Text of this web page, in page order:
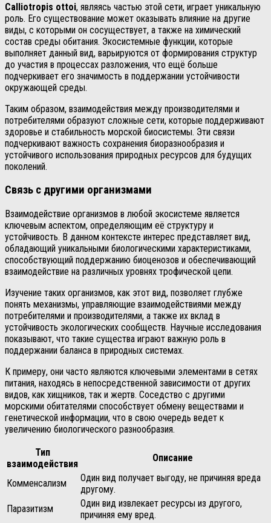
Calliotropis ottoi, являясь частью этой сети, играет уникальную
роль. Его существование может оказывать влияние на другие
виды, с которыми он сосуществует, а также на химический
состав среды обитания. Экосистемные функции, которые
выполняет данный вид, варьируются от формирования структур
до участия в процессах разложения, что ещё больше
подчеркивает его значимость в поддержании устойчивости
окружающей среды.
Таким образом, взаимодействия между производителями и
потребителями образуют сложные сети, которые поддерживают
здоровье и стабильность морской биосистемы. Эти связи
подчеркивают важность сохранения биоразнообразия и
устойчивого использования природных ресурсов для будущих
поколений.
Связь с другими организмами
Взаимодействие организмов в любой экосистеме является
ключевым аспектом, определяющим её структуру и
устойчивость. В данном контексте интерес представляет вид,
обладающий уникальными биологическими характеристиками,
способствующий поддержанию биоценозов и обеспечивающий
взаимодействие на различных уровнях трофической цепи.
Изучение таких организмов, как этот вид, позволяет глубже
понять механизмы, управляющие взаимодействиями между
потребителями и производителями, а также их вклад в
устойчивость экологических сообществ. Научные исследования
показывают, что такие существа играют важную роль в
поддержании баланса в природных системах.
К примеру, они часто являются ключевыми элементами в сетях
питания, находясь в непосредственной зависимости от других
видов, как хищников, так и жертв. Соседство с другими
морскими обитателями способствует обмену веществами и
генетической информации, что в свою очередь ведет к
увеличению биологического разнообразия.
Тип
взаимодействия
Описание
Комменсализм
Один вид получает выгоду, не причиняя вреда
другому.
Паразитизм
Один вид извлекает ресурсы из другого,
причиняя ему вред.